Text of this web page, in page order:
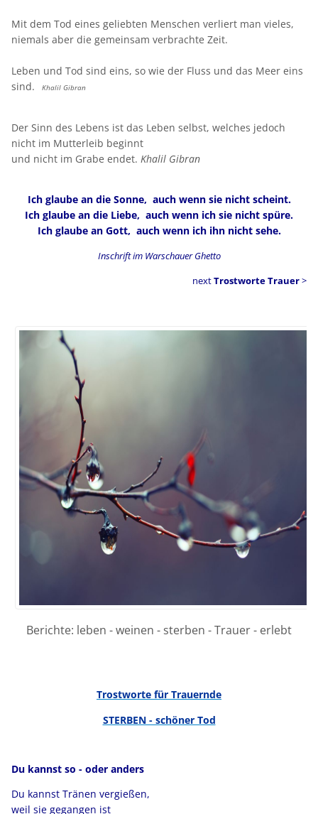
Mit dem Tod eines geliebten Menschen verliert man vieles,
niemals aber die gemeinsam verbrachte Zeit.
Leben und Tod sind eins, so wie der Fluss und das Meer eins
sind.
Khalil Gibran
Der Sinn des Lebens ist das Leben selbst, welches jedoch
nicht im Mutterleib beginnt
und nicht im Grabe endet.Khalil Gibran
Ich glaube an die Sonne, auch wenn sie nicht scheint.
Ich glaube an die Liebe, auch wenn ich sie nicht spüre.
Ich glaube an Gott, auch wenn ich ihn nicht sehe.
Inschrift im Warschauer Ghetto
nextTrostworte Trauer>
Berichte: leben - weinen - sterben -Trauer - erlebt
Trostworte für Trauernde
STERBEN - schöner Tod
Du kannst so - oder anders
Du kannst Tränen vergießen,
weil sie gegangen ist